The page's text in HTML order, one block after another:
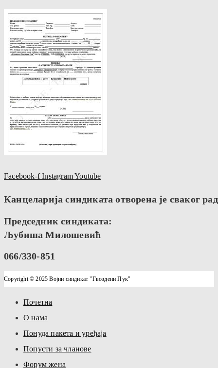
Facebook-f InstagramYoutube
Канцеларија синдиката отворена је сваког
Председник синдиката:
Љубиша Милошевић
066/330-851
Copyright © 2025 Војни синдикат "Гвоздени Пук"
Почетна
О нама
Понуда пакета и уређаја
Попусти за чланове
Форум жена